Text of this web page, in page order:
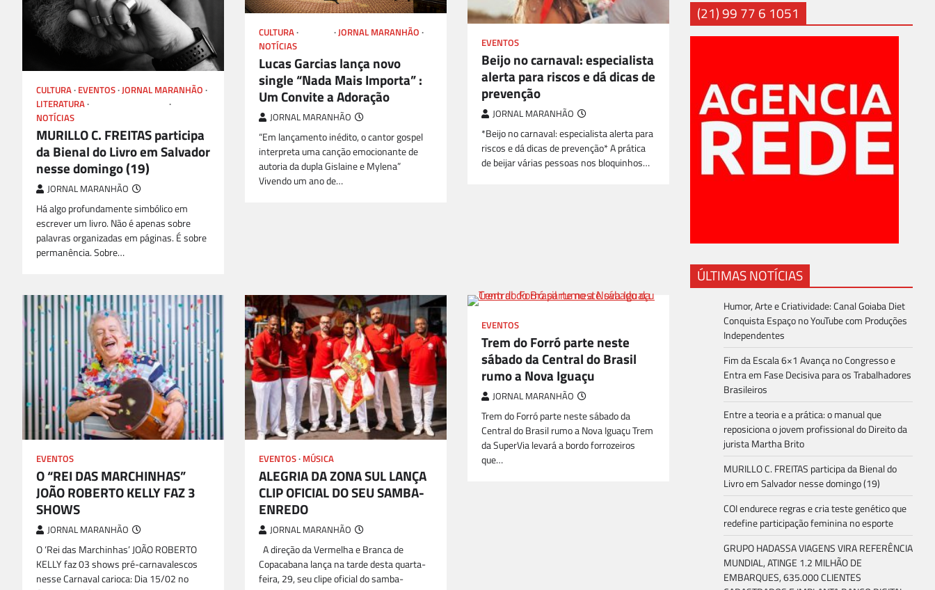
CULTURA EVENTOS JORNAL MARANHÃO
LITERATURA
NOTÍCIAS
MURILLO C. FREITAS participa
da Bienal do Livro em Salvador
nesse domingo (19)
JORNAL MARANHÃO
Há algo profundamente simbólico em
escrever um livro. Não é apenas sobre
palavras organizadas em páginas. É sobre
permanência. Sobre…
CULTURA
JORNAL MARANHÃO
NOTÍCIAS
Lucas Garcias lança novo
single “Nada Mais Importa” :
Um Convite a Adoração
JORNAL MARANHÃO
“Em lançamento inédito, o cantor gospel
interpreta uma canção emocionante de
autoria da dupla Gislaine e Mylena”
Vivendo um ano de…
EVENTOS
Beijo no carnaval: especialista
alerta para riscos e dá dicas de
prevenção
JORNAL MARANHÃO
*Beijo no carnaval: especialista alerta para
riscos e dá dicas de prevenção* A prática
de beijar várias pessoas nos bloquinhos…
EVENTOS
O “REI DAS MARCHINHAS”
JOÃO ROBERTO KELLY FAZ 3
SHOWS
JORNAL MARANHÃO
O ‘Rei das Marchinhas’ JOÃO ROBERTO
KELLY faz 03 shows pré-carnavalescos
nesse Carnaval carioca: Dia 15/02 no
EVENTOS MÚSICA
ALEGRIA DA ZONA SUL LANÇA
CLIP OFICIAL DO SEU SAMBA-
ENREDO
JORNAL MARANHÃO
A direção da Vermelha e Branca de
Copacabana lança na tarde desta quarta-
feira, 29, seu clipe oficial do samba-
EVENTOS
Trem do Forró parte neste
sábado da Central do Brasil
rumo a Nova Iguaçu
JORNAL MARANHÃO
Trem do Forró parte neste sábado da
Central do Brasil rumo a Nova Iguaçu Trem
da SuperVia levará a bordo forrozeiros
que…
(21) 99 77 6 1051
ÚLTIMAS NOTÍCIAS
Humor, Arte e Criatividade: Canal Goiaba Diet
Conquista Espaço no YouTube com Produções
Independentes
Fim da Escala 6×1 Avança no Congresso e
Entra em Fase Decisiva para os Trabalhadores
Brasileiros
Entre a teoria e a prática: o manual que
reposiciona o jovem profissional do Direito da
jurista Martha Brito
MURILLO C. FREITAS participa da Bienal do
Livro em Salvador nesse domingo (19)
COI endurece regras e cria teste genético que
redefine participação feminina no esporte
GRUPO HADASSA VIAGENS VIRA REFERÊNCIA
MUNDIAL, ATINGE 1.2 MILHÃO DE
EMBARQUES, 635.000 CLIENTES